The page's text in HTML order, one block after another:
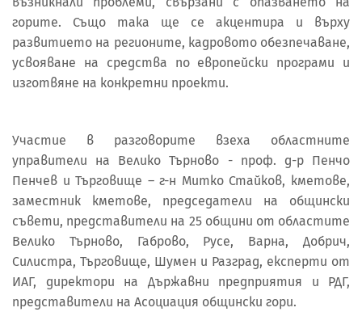
горите. Също така ще се акцентира и върху
развитието на регионите, кадровото обезпечаване,
усвояване на средства по европейски програми и
изготвяне на конкретни проекти.
Участие в разговорите взеха областните
управители на Велико Търново - проф. д-р Пенчо
Пенчев и Търговище – г-н Митко Стайков, кметове,
заместник кметове, председатели на общински
съвети, представители на 25 общини от областите
Велико Търново, Габрово, Русе, Варна, Добрич,
Силистра, Търговище, Шумен и Разград, експерти от
ИАГ, директори на Държавни предприятия и РДГ,
представители на Асоциация общински гори.